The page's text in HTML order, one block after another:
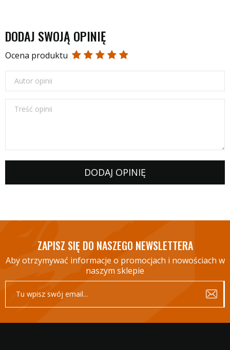
DODAJ SWOJĄ OPINIĘ
Ocena produktu
Autor opinii
Treść opinii
DODAJ OPINIĘ
ZAPISZ SIĘ DO NASZEGO NEWSLETTERA
Aby otrzymywać informacje o promocjach i nowościach w
naszym sklepie